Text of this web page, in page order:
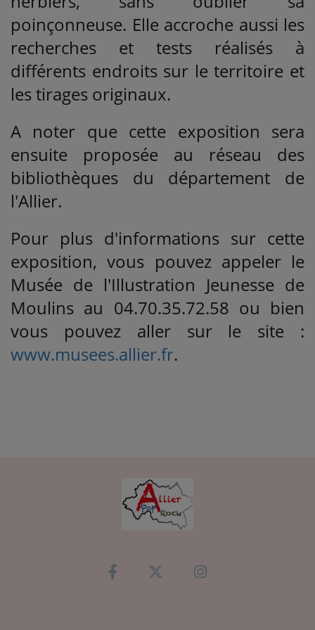
poinçonneuse. Elle accroche aussi les
recherches et tests réalisés à
différents endroits sur le territoire et
les tirages originaux.
A noter que cette exposition sera
ensuite proposée au réseau des
bibliothèques du département de
l'Allier.
Pour plus d'informations sur cette
exposition, vous pouvez appeler le
Musée de l'Illustration Jeunesse de
Moulins au 04.70.35.72.58 ou bien
vous pouvez aller sur le site :
www.musees.allier.fr.